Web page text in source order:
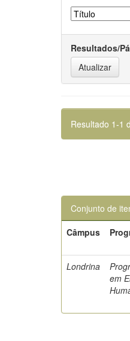
Resultados/
Resultado 1-1
Conjunto de
Câmpus
Londrina
em